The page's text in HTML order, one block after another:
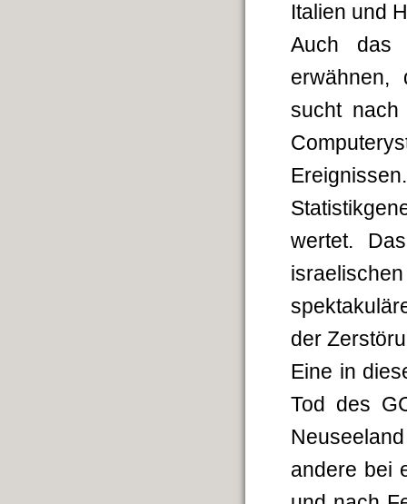
Italien und
Auch das
erwähnen,
sucht nach
wertet.
der
Eine in
Tod des
andere bei